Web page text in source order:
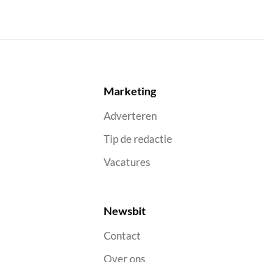
Marketing
Adverteren
Tip de redactie
Vacatures
Newsbit
Contact
Over ons